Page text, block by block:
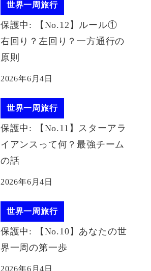
世界一周旅行
保護中: 【No.12】ルール①
右回り？左回り？一方通行の
原則
2026年6月4日
世界一周旅行
保護中: 【No.11】スターアラ
イアンスって何？最強チーム
の話
2026年6月4日
世界一周旅行
保護中: 【No.10】あなたの世
界一周の第一歩
2026年6月4日